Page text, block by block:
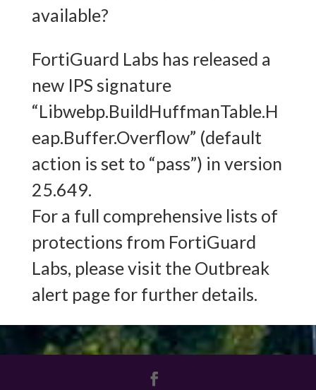
available?
FortiGuard Labs has released a
new IPS signature
“Libwebp.BuildHuffmanTable.H
eap.Buffer.Overflow” (default
action is set to “pass”) in version
25.649.
For a full comprehensive lists of
protections from FortiGuard
Labs, please visit the Outbreak
alert page for further details.